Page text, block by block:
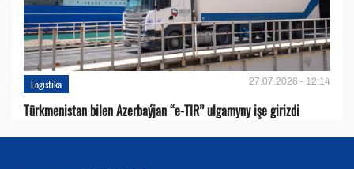
Logistika 27.07.2026 - 12:14
Türkmenistan bilen Azerbaýjan “e-TIR” ulgamyny işe girizdi